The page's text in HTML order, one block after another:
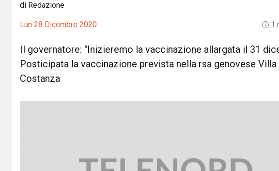
di Redazione
Lun 28 Dicembre 2020 1
Il governatore: "Inizieremo la vaccinazione allargata il 31
Posticipata la vaccinazione prevista nella rsa genovese Villa
Costanza